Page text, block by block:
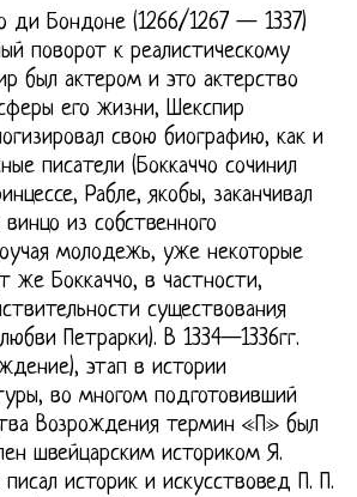
Бондоне (1266/1267 — 1337)
поворот к реалистическому
был актером и это актерство
его жизни, Шекспир
свою биографию, как и
писатели (Боккаччо сочинил
Рабле, якобы, заканчивал
из собственного
молодежь, уже некоторые
же Боккаччо, в частности,
существования
Петрарки). В 1334—1336гг.
этап в истории
во многом подготовивший
Возрождения термин «П» был
швейцарским историком Я.
историк и искусствовед П. П.